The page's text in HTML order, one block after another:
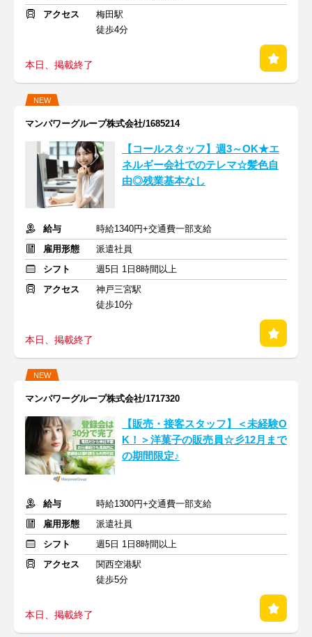
アクセス
梅田駅
徒歩4分
本日、掲載終了
NEW
マンパワーグループ株式会社/1685214
【コールスタッフ】週3～OK★エ
ネルギー会社でのテレマ☆髪色自
由◎残業基本なし
給与
時給1340円+交通費一部支給
雇用形態
派遣社員
シフト
週5日 1日8時間以上
アクセス
神戸三宮駅
徒歩10分
本日、掲載終了
NEW
マンパワーグループ株式会社/1717320
【販売・接客スタッフ】＜未経験O
K！＞洋菓子の販売員☆彡12月まで
の期間限定♪
給与
時給1300円+交通費一部支給
雇用形態
派遣社員
シフト
週5日 1日8時間以上
アクセス
関西空港駅
徒歩5分
本日、掲載終了